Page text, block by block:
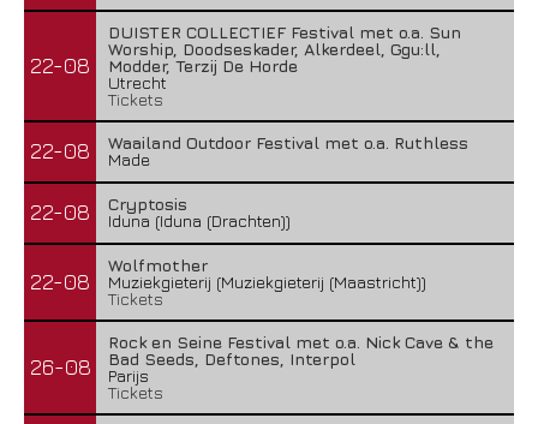
22-08
DUISTER COLLECTIEF Festival met o.a. Sun
Worship, Doodseskader, Alkerdeel, Ggu:ll,
Modder, Terzij De Horde
Utrecht
Tickets
22-08
Waailand Outdoor Festival met o.a. Ruthless
Made
22-08
Cryptosis
Iduna (Iduna (Drachten))
22-08
Wolfmother
Muziekgieterij (Muziekgieterij (Maastricht))
Tickets
26-08
Rock en Seine Festival met o.a. Nick Cave & the
Bad Seeds, Deftones, Interpol
Parijs
Tickets